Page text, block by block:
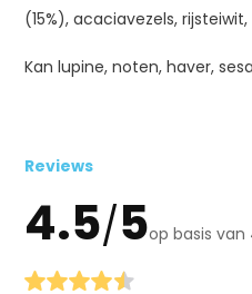
(15%), acaciavezels, rijsteiwit,
Kan lupine, noten, haver,
Reviews
4.5/5op basis van